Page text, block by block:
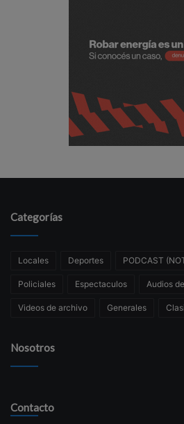
Categorías
Locales Deportes PODCAST
Policiales Espectaculos Audios
Videos de archivo Generales
Nosotros
Contacto